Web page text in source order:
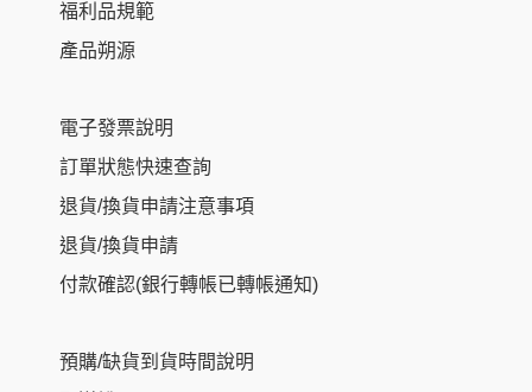
福利品規範
產品朔源
電子發票說明
訂單狀態快速查詢
退貨/換貨申請注意事項
退貨/換貨申請
付款確認(銀行轉帳已轉帳通知)
預購/缺貨到貨時間說明